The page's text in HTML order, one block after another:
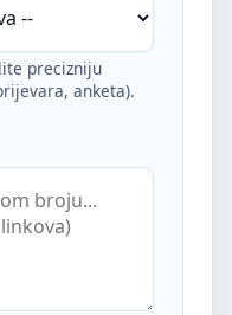
precizniju
anketa).